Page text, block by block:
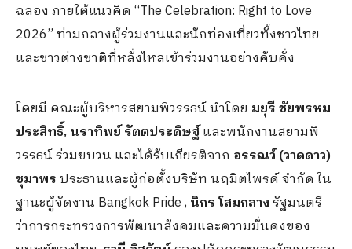
ฉลอง ภายใต้แนวคิด “The Celebration: Right to Love
2026” ท่ามกลางผู้ร่วมงานและนักท่องเที่ยวทั้งชาวไทย
และชาวต่างชาติที่หลั่งไหลเข้าร่วมงานอย่างคับคั่ง
โดยมี คณะผู้บริหารสยามพิวรรธน์ นำโดย มยุรี ชัยพรหม
ประสิทธิ์, นราทิพย์ รัตตประดิษฐ์และพนักงานสยามพิ
วรรธน์ ร่วมขบวน และได้รับเกียรติจาก อรรณว์ (วาดดาว)
ชุมาพรประธานและผู้ก่อตั้งบริษัท นฤมิตไพรด์ จำกัด ใน
ฐานะผู้จัดงาน Bangkok Pride , นิกร โสมกลางรัฐมนตรี
ว่าการกระทรวงการพัฒนาสังคมและความมั่นคงของ